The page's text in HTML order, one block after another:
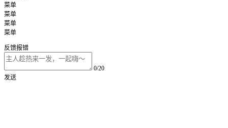
菜单
菜单
菜单
菜单
反馈报错
0/20
发送